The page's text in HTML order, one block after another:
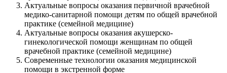
Актуальные вопросы оказания первичной врачебной
медико-санитарной помощи детям по общей врачебной
практике (семейной медицине)
Актуальные вопросы оказания акушерско-
гинекологической помощи женщинам по общей
врачебной практике (семейной медицине)
Современные технологии оказания медицинской
помощи в экстренной форме